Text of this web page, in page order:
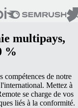
multipays,
%
compétences de notre
Mettez à
se charge de vos
liés à la conformité.